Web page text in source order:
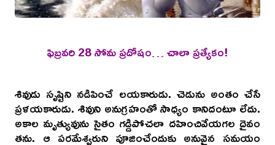
ఫిబ్రవరి 28 సోమ ప్రదోషం… చాలా ప్రత్యేకం!
శివుడు సృష్టిని నడిపించే లయకారుడు. చెడును అంతం చేసే
ప్రళయకారుడు. శివుని అనుగ్రహంతో సాధ్యం కానిదంటూ లేదు.
అకాల మృత్యువును సైతం గడ్డిపోచలా దహించివేయగల దైవం
తను. ఆ పరమేశ్వరుని పూజించేందుకు అనువైన సమయం